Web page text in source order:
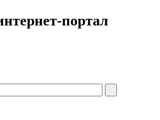
портал